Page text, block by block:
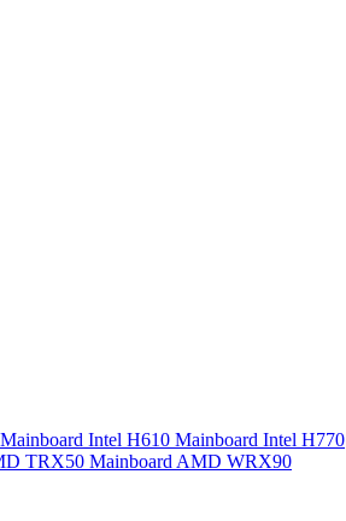
Mainboard Intel H610 Mainboard Intel H770
TRX50 Mainboard AMD WRX90